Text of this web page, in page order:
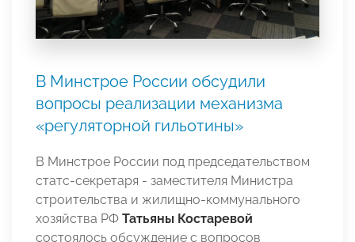
В Минстрое России обсудили
вопросы реализации механизма
«регуляторной гильотины»
В Минстрое России под председательством
статс-секретаря - заместителя Министра
строительства и жилищно-коммунального
хозяйства РФ Татьяны Костаревой
состоялось обсуждение с вопросов